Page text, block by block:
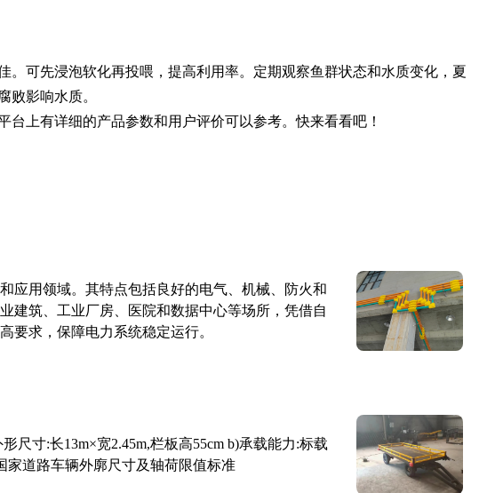
。可先浸泡软化再投喂，提高利用率。定期观察鱼群状态和水质变化，夏
败影响水质。
台上有详细的产品参数和用户评价可以参考。快来看看吧！
应用领域。其特点包括良好的电气、机械、防火和
建筑、工业厂房、医院和数据中心等场所，凭借自
要求，保障电力系统稳定运行。
尺寸:长13m×宽2.45m,栏板高55cm b)承载能力:标载
家道路车辆外廓尺寸及轴荷限值标准